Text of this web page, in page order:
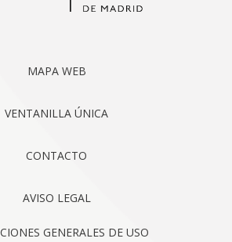
MAPA WEB
VENTANILLA ÚNICA
CONTACTO
AVISO LEGAL
GENERALES DE USO